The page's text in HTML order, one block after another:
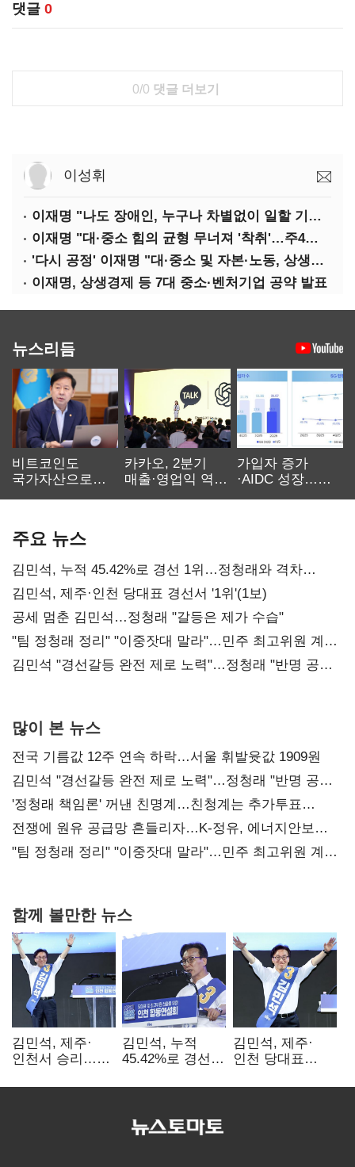
댓글 0
0/0 댓글 더보기
이성휘
이재명 "나도 장애인, 누구나 차별없이 일할 기회 중요"
이재명 "대·중소 힘의 균형 무너져 '착취'…주4일제, 가야할 길"
'다시 공정' 이재명 "대·중소 및 자본·노동, 상생하는 공정한 성장"
이재명, 상생경제 등 7대 중소·벤처기업 공약 발표
뉴스리듬
비트코인도
국가자산으로…'
카카오, 2분기
매출·영업익 역대
가입자 증가
·AIDC 성장…
주요 뉴스
김민석, 누적 45.42%로 경선 1위…정청래와 격차
0.86%p(2보)
김민석, 제주·인천 당대표 경선서 '1위'(1보)
공세 멈춘 김민석…정청래 "갈등은 제가 수습"
"팀 정청래 정리" "이중잣대 말라"…민주 최고위원 계파
다툼 격화
김민석 "경선갈등 완전 제로 노력"…정청래 "반명 공세
많이 본 뉴스
전국 기름값 12주 연속 하락…서울 휘발윳값 1909원
김민석 "경선갈등 완전 제로 노력"…정청래 "반명 공세
사과부터"
'정청래 책임론' 꺼낸 친명계…친청계는 추가투표
때리기
전쟁에 원유 공급망 흔들리자…K-정유, 에너지안보
핵심으로 재부상
"팀 정청래 정리" "이중잣대 말라"…민주 최고위원 계파
함께 볼만한 뉴스
김민석, 제주·
인천서 승리…
탈환'(종합)
김민석, 누적
45.42%로 경선
격차
김민석, 제주·
인천 당대표